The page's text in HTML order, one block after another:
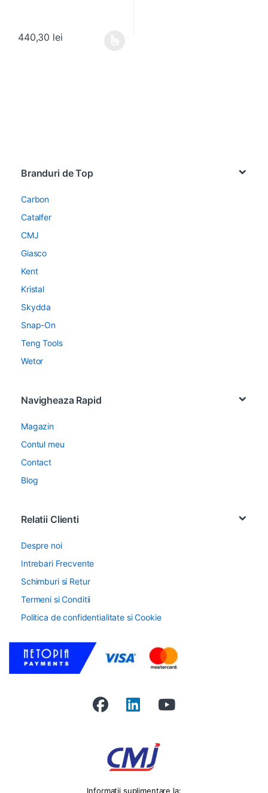
440,30 lei
Branduri de Top
Carbon
Catalfer
CMJ
Giasco
Kent
Kristal
Skydda
Snap-On
Teng Tools
Wetor
Navigheaza Rapid
Magazin
Contul meu
Contact
Blog
Relatii Clienti
Despre noi
Intrebari Frecvente
Schimburi si Retur
Termeni si Conditii
Politica de confidentialitate si Cookie
Informatii suplimentare la: